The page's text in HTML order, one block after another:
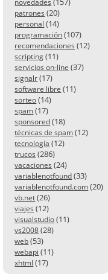
novedades
patrones (20)
personal (14)
programación (107)
recomendaciones (12)
scripting (11)
servicios on-line (37)
signalr (17)
software libre (11)
sorteo (14)
spam (17)
sponsored (18)
técnicas de spam (12)
tecnología (12)
trucos (286)
vacaciones (24)
variablenotfound (33)
variablenotfound.com (20)
vb.net (26)
viajes (12)
visualstudio (11)
vs2008 (28)
web (53)
webapi (11)
xhtml (17)